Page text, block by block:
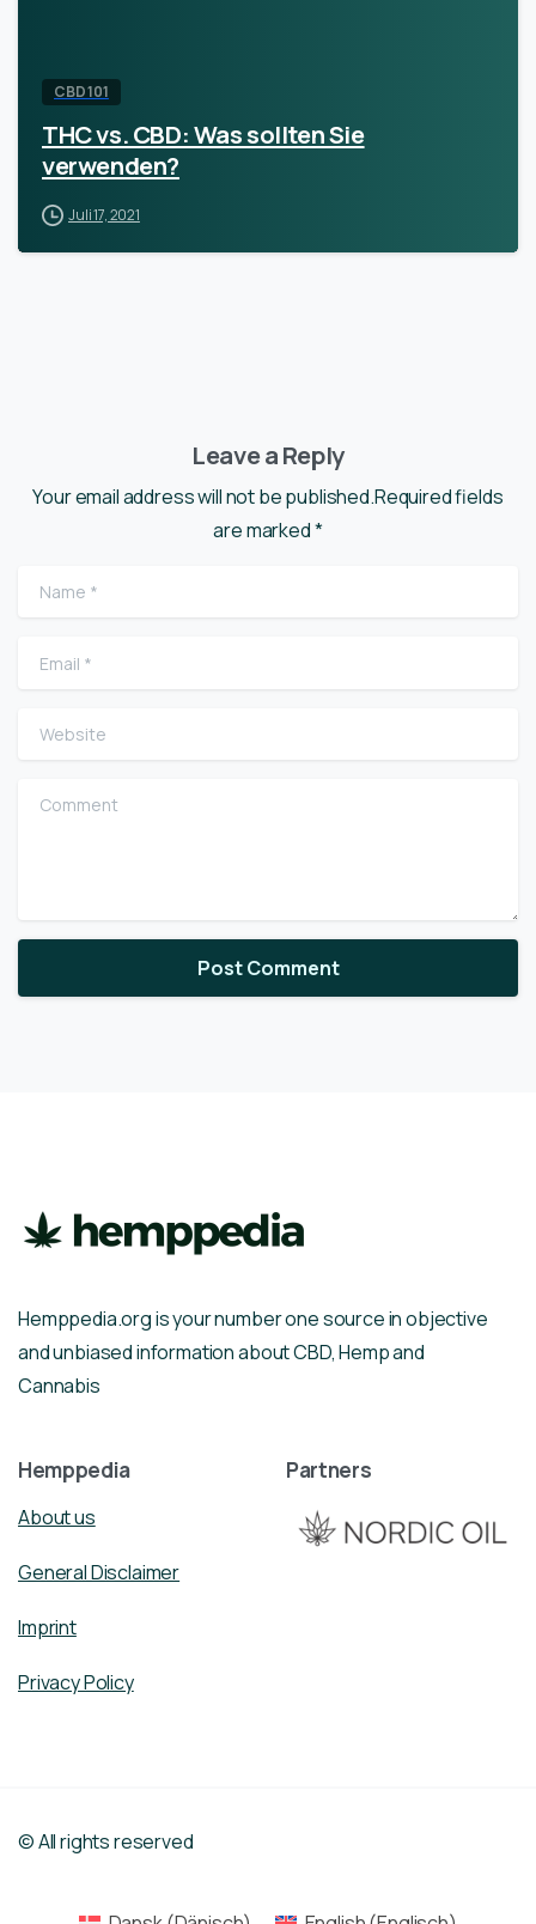
CBD 101
THC vs. CBD: Was sollten Sie
verwenden?
Juli 17, 2021
Leave a Reply
Your email address will not be published.Required fields
are marked *
Name
Email
Website
Comment
Hemppedia.org is your number one source in objective
and unbiased information about CBD, Hemp and
Cannabis
Hemppedia
About us
General Disclaimer
Imprint
Privacy Policy
Partners
© All rights reserved